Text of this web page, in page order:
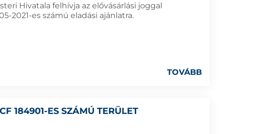
Hivatala felhívja az elővásárlási joggal
2021-es számú eladási ajánlatra.
TOVÁBB
184901-ES SZÁMÚ TERÜLET